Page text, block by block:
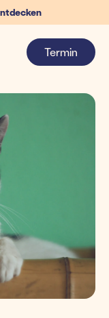
Termin